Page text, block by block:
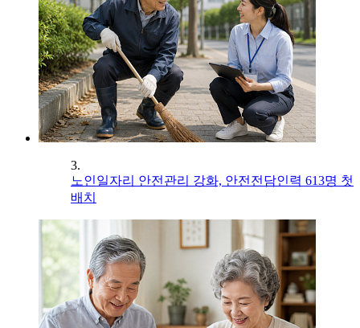
3.
노인일자리 안전관리 강화, 안전전담인력 613명 첫
배치